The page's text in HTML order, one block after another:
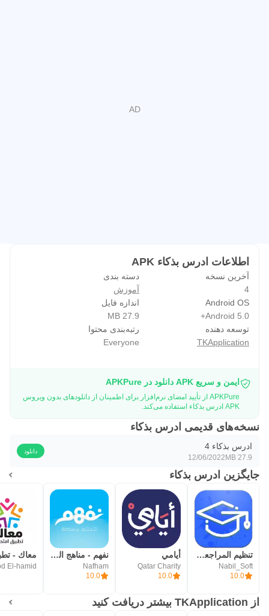
اطلاعات ادرس بذكاء APK
آخرین نسخه
4
دسته بندی
آموزش
Android OS
Android 5.0+
اندازه فایل
27.9 MB
توسعه دهنده
TKApplication
رتبه‌بندی محتوا
Everyone
ایمن و سریع APK دانلود در APKPure
APKPure از تأیید امضای نرم‌افزار برای اطمینان از دانلودهای بدون ویروس
APK ادرس بذكاء استفاده می‌کند.
نسخه‌های قدیمی ادرس بذكاء
ادرس بذكاء 4
27.9 MB
12/06/2022
دانلود
جایگزین ادرس بذكاء
تنظيم المراجعة والدراسة
Nabil_Soft
10.0
أيامي
Qatar Charity
10.0
نفهم - مناهج التعليم المدرسي
Nafham
10.0
از TKApplication بیشتر دریافت کنید